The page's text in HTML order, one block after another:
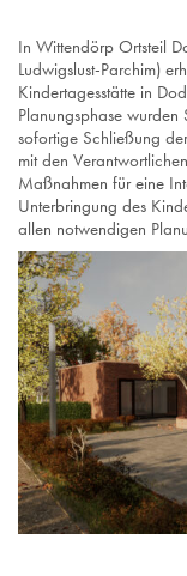
In Wittendörp Ortsteil
Ludwigslust-Parchim)
Kindertagesstätte in
Planungsphase
sofortige Schließung
mit den
Maßnahmen für eine
Unterbringung des
allen notwendigen